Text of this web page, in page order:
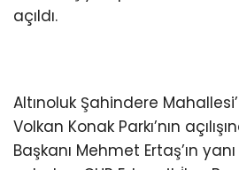
açıldı.
Altınoluk Şahindere
Volkan Konak Parkı’nın
Başkanı Mehmet Ertaş’ın